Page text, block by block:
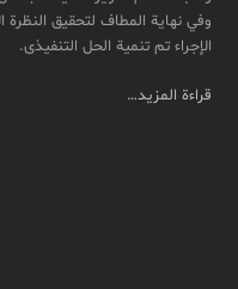
وفي نهایة المطاف لتحقیق النظرة
الإجراء تم تنمیة الحل التنفیذی.
قراءة المزيد…